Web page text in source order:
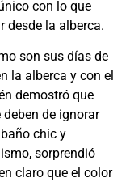
con lo que
desde la alberca.
son sus días de
la alberca y con el
demostró que
de ignorar
chic y
sorprendió
claro que el color